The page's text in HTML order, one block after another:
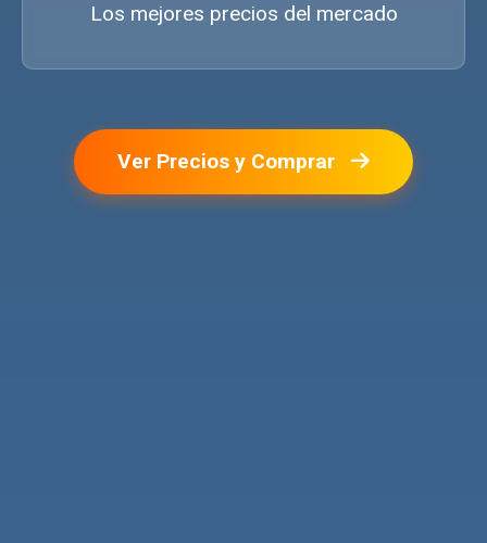
Los mejores precios del mercado
Ver Precios y Comprar